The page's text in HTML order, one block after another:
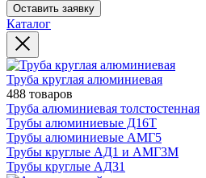
Оставить заявку
Каталог
Труба круглая алюминиевая
488 товаров
Труба алюминиевая толстостенная
Трубы алюминиевые Д16Т
Трубы алюминиевые АМГ5
Трубы круглые АД1 и АМГ3М
Трубы круглые АД31